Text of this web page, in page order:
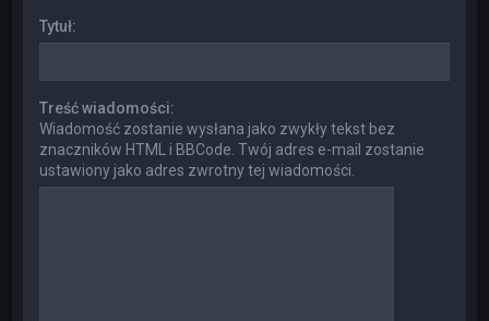
Tytuł:
Treść wiadomości:
Wiadomość zostanie wysłana jako zwykły tekst bez
znaczników HTML i BBCode. Twój adres e-mail zostanie
ustawiony jako adres zwrotny tej wiadomości.